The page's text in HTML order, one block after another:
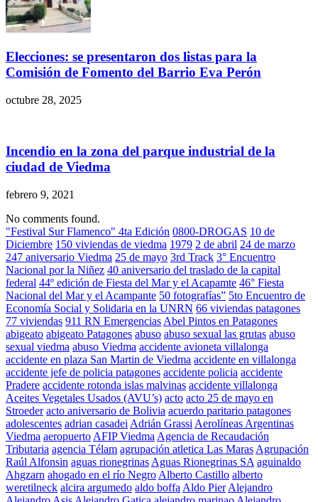
Elecciones: se presentaron dos listas para la
Comisión de Fomento del Barrio Eva Perón
octubre 28, 2025
Incendio en la zona del parque industrial de la
ciudad de Viedma
febrero 9, 2021
No comments found.
"Festival Sur Flamenco" 4ta Edición 0800-DROGAS 10 de
Diciembre 150 viviendas de viedma 1979 2 de abril 24 de marzo
247 aniversario Viedma 25 de mayo 3rd Track 3° Encuentro
Nacional por la Niñez 40 aniversario del traslado de la capital
federal 44º edición de Fiesta del Mar y el Acapamte 46° Fiesta
Nacional del Mar y el Acampante 50 fotografías” 5to Encuentro de
Economía Social y Solidaria en la UNRN 66 viviendas patagones
77 viviendas 911 RN Emergencias Abel Pintos en Patagones
abigeato abigeato Patagones abuso abuso sexual las grutas abuso
sexual viedma abuso Viedma accidente avioneta villalonga
accidente en plaza San Martin de Viedma accidente en villalonga
accidente jefe de policia patagones accidente policia accidente
Pradere accidente rotonda islas malvinas accidente villalonga
Aceites Vegetales Usados (AVU’s) acto acto 25 de mayo en
Stroeder acto aniversario de Bolivia acuerdo paritario patagones
adolescentes adrian casadei Adrián Grassi Aerolíneas Argentinas
Viedma aeropuerto AFIP Viedma Agencia de Recaudación
Tributaria agencia Télam agrupación atletica Las Maras Agrupación
Raúl Alfonsin aguas rionegrinas Aguas Rionegrinas SA aguinaldo
Ahgzarn ahogado en el río Negro Alberto Castillo alberto
weretilneck alcira argumedo aldo boffa Aldo Pier Alejandro